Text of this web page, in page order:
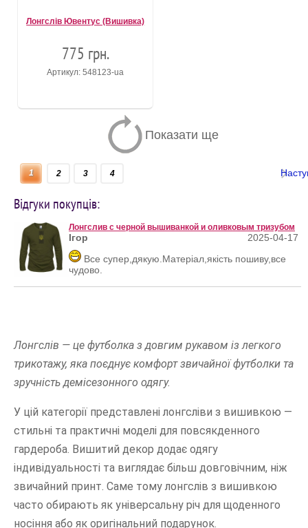
Лонгслів Ювентус (Вишивка)
775 грн.
Артикул: 548123-ua
Показати ще
1 2 3 4
Відгуки покупців:
Лонгслив с черной вышиванкой и оливковым тризубом
Ігор
2025-04-17
Все супер,дякую.Матеріал,якість пошиву,все
чудово.
Лонгслів — це футболка з довгим рукавом із легкого
трикотажу, яка поєднує комфорт звичайної футболки та
зручність демісезонного одягу.
У цій категорії представлені лонгсліви з вишивкою —
стильні та практичні моделі для повсякденного
гардероба. Вишитий декор додає одягу
індивідуальності та виглядає більш довговічним, ніж
звичайний принт. Саме тому лонгслів з вишивкою
часто обирають як універсальну річ для щоденного
носіння або як оригінальний подарунок.